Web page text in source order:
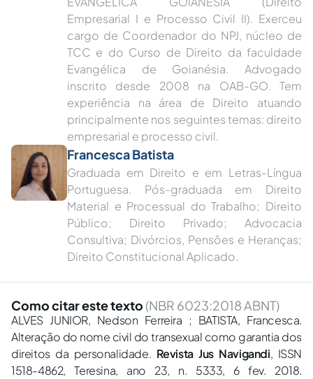
Empresarial I e Processo Civil II). Exerceu
cargo de Coordenador do NPJ, núcleo de
TCC e do Curso de Direito da faculdade
Evangélica de Goianésia. Advogado
inscrito desde 2008 na OAB-GO. Tem
experiência na área de Direito atuando
principalmente nos seguintes temas: direito
empresarial e processo civil.
Francesca Batista
Graduada em Direito e em Letras-Língua
Portuguesa. Pós-graduada em Direito
Material e Processual do Trabalho; Direito
Público; Direito Privado; Advocacia
Consultiva; Divórcios, Pensões e Heranças;
Direito Constitucional Aplicado.
Como citar este texto (NBR 6023:2018 ABNT)
ALVES JUNIOR, Nedson Ferreira ; BATISTA, Francesca.
Alteração do nome civil do transexual como garantia dos
direitos da personalidade. Revista Jus Navigandi, ISSN
1518-4862, Teresina, ano 23, n. 5333, 6 fev. 2018.